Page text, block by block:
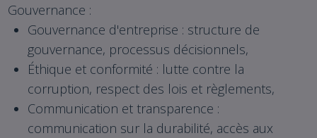
Gouvernance :
Gouvernance d'entreprise : structure de
gouvernance, processus décisionnels,
Éthique et conformité : lutte contre la
corruption, respect des lois et règlements,
Communication et transparence :
communication sur la durabilité, accès aux